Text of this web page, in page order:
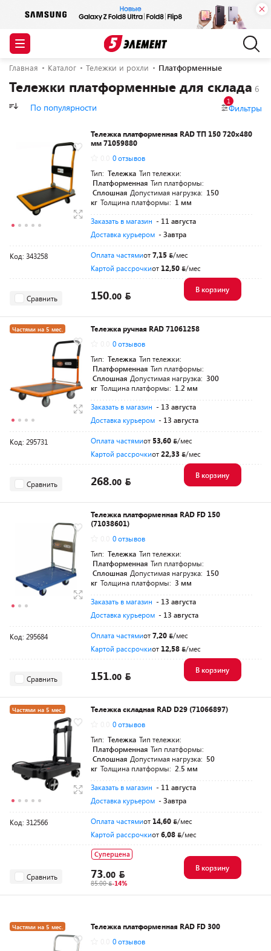
Главная Каталог Тележки и рохли Платформенные
Тележки платформенные для склада
По популярности Фильтры
1
Тележка платформенная RAD ТП 150 720x480
мм 71059880
0 отзывов
Тип: Тележка Тип тележки:
Платформенная Тип платформы:
Сплошная Допустимая нагрузка: 150
кг Толщина платформы: 1 мм
Заказать в магазин - 11 августа
Доставка курьером - Завтра
Код: 343258 Оплата частямиот7,15
/мес
Картой рассрочкиот 12,50 /мес
Сравнить 150.00
В корзину
Частями на 5 мес.
Тележка ручная RAD 71061258
0 отзывов
Тип: Тележка Тип тележки:
Платформенная Тип платформы:
Сплошная Допустимая нагрузка: 300
кг Толщина платформы: 1.2 мм
Заказать в магазин - 13 августа
Доставка курьером - 13 августа
Код: 295731 Оплата частямиот 53,60
/мес
Картой рассрочкиот22,33 /мес
Сравнить 268.00
В корзину
Тележка платформенная RAD FD 150
(71038601)
0 отзывов
Тип: Тележка Тип тележки:
Платформенная Тип платформы:
Сплошная Допустимая нагрузка: 150
кг Толщина платформы: 3 мм
Заказать в магазин - 13 августа
Доставка курьером - 13 августа
Код: 295684 Оплата частямиот7,20
/мес
Картой рассрочкиот 12,58 /мес
Сравнить 151.00
В корзину
Частями на 5 мес.
Тележка складная RAD D29 (71066897)
0 отзывов
Тип: Тележка Тип тележки:
Платформенная Тип платформы:
Сплошная Допустимая нагрузка: 50
кг Толщина платформы: 2.5 мм
Заказать в магазин - 11 августа
Доставка курьером - Завтра
Код: 312566 Оплата частямиот 14,60
/мес
Картой рассрочкиот6,08 /мес
Сравнить
Суперцена
73.00
85.00 -14%
В корзину
Частями на 5 мес.
Тележка платформенная RAD FD 300
0 отзывов